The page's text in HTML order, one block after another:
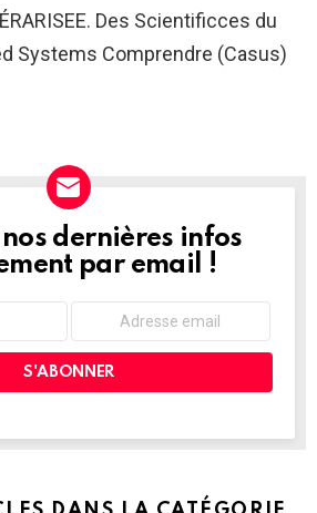
Des Scientificces du
Systems Comprendre (Casus)
nos dernières infos
par email !